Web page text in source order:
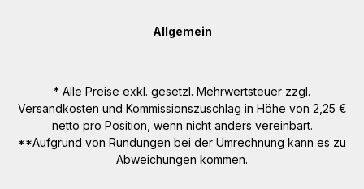
Allgemein
* Alle Preise exkl. gesetzl. Mehrwertsteuer zzgl.
Versandkosten und Kommissionszuschlag in Höhe von 2,25 €
netto pro Position, wenn nicht anders vereinbart.
**Aufgrund von Rundungen bei der Umrechnung kann es zu
Abweichungen kommen.